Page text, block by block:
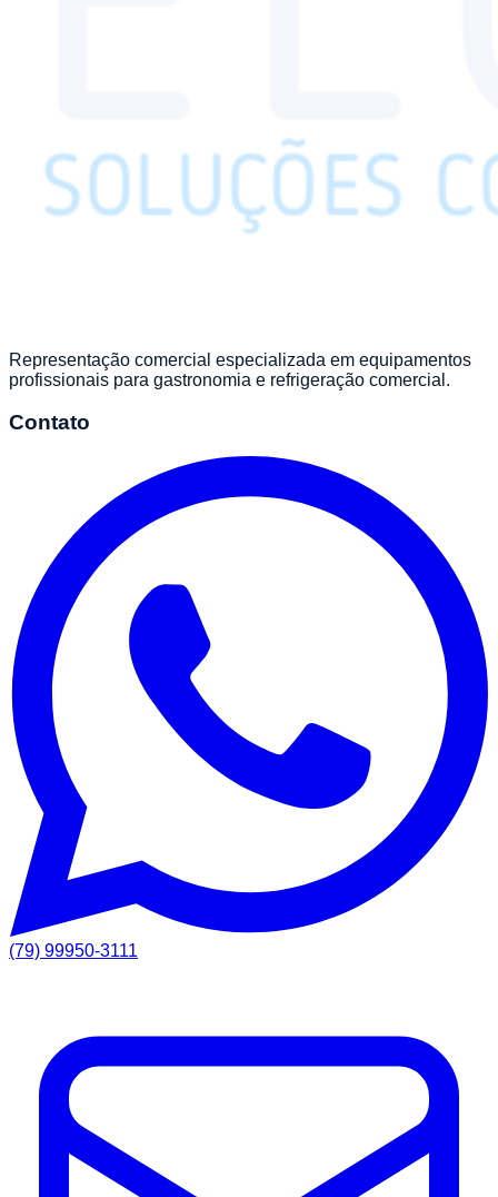
Representação comercial especializada em equipamentos
profissionais para gastronomia e refrigeração comercial.
Contato
(79) 99950-3111